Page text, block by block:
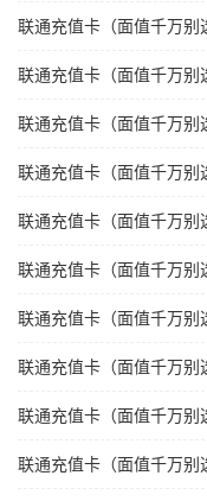
联通充值卡（面值千万别
联通充值卡（面值千万别
联通充值卡（面值千万别
联通充值卡（面值千万别
联通充值卡（面值千万别
联通充值卡（面值千万别
联通充值卡（面值千万别
联通充值卡（面值千万别
联通充值卡（面值千万别
联通充值卡（面值千万